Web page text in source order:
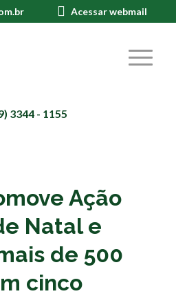
Acessar webmail
3344 - 1155
Ação
Natal e
de 500
cinco